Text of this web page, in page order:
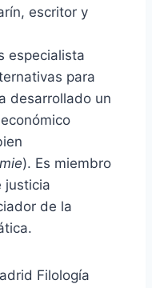
escritor y
especialista
para
desarrollado un
).​ Es miembro
justicia
de la
Filología